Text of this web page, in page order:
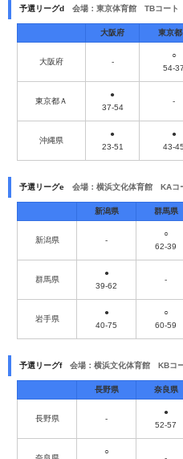
予選リーグd 会場：東京体育館 TBコート
大阪府 東京都
大阪府 -
○
54-37
東京都Ａ
●
37-54
-
沖縄県
●
23-51
●
43-45
予選リーグe 会場：横浜文化体育館 KAコ
新潟県 群馬県
新潟県 -
○
62-39
群馬県
●
39-62
-
岩手県
●
40-75
○
60-59
予選リーグf 会場：横浜文化体育館 KBコ
長野県 奈良県
長野県 -
●
52-57
○